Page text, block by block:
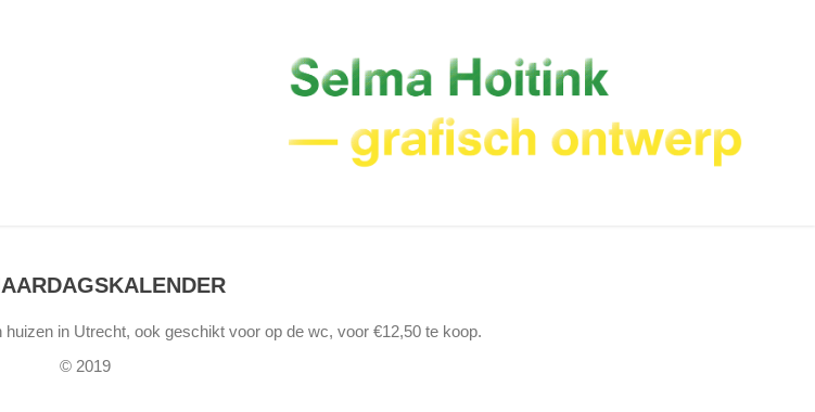
in Utrecht, ook geschikt voor op de wc, voor €12,50 te koop.
© 2019